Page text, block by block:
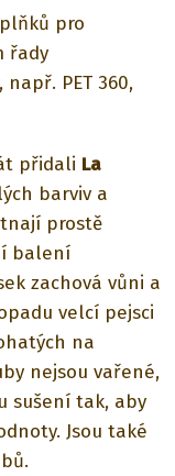
pro
řady
PET 360,
přidali La
barviv a
prostě
balení
zachová vůni a
velcí pejsci
na
nejsou vařené,
sušení tak, aby
Jsou také